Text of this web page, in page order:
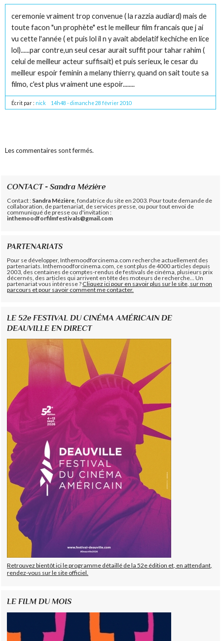
ceremonie vraiment trop convenue ( la razzia audiard) mais de
toute facon "un prophète" est le meilleur film francais que j ai
vu cette l'année ( et puis lol il n y avait abdelatif kechiche en lice
lol)......par contre,un seul cesar aurait suffit pour tahar rahim (
celui de meilleur acteur suffisait) et puis serieux, le cesar du
meilleur espoir feminin a melany thierry, quand on sait toute sa
filmo, c'est plus vraiment une espoir........
Écrit par : nick 14h48 -dimanche 28 février 2010
Les commentaires sont fermés.
CONTACT - Sandra Mézière
Contact : Sandra Mézière , fondatrice du site en 2003. Pour toute demande de
collaboration, de partenariat, de services presse, ou pour tout envoi de
communiqué de presse ou d'invitation :
inthemoodforfilmfestivals@gmail.com
PARTENARIATS
Pour se développer, Inthemoodforcinema.com recherche actuellement des
partenariats. Inthemoodforcinema.com, ce sont plus de 4000 articles depuis
2003, des centaines de comptes-rendus de festivals de cinéma, plusieurs prix
décernés, des articles qui arrivent en tête des moteurs de recherche... Un
partenariat vous intéresse ?Cliquez ici pour en savoir plus sur le site, sur mon
parcours et pour savoir comment me contacter.
LE 52e FESTIVAL DU CINÉMA AMÉRICAIN DE
DEAUVILLE EN DIRECT
Retrouvez bientôt ici le programme détaillé de la 52e édition et, en attendant,
rendez-vous sur le site officiel.
LE FILM DU MOIS